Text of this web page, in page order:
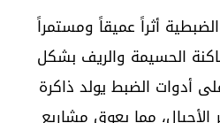
أثراً عميقاً ومستمراً
الحسيمة والريف بشكل
أدوات الضبط يولد ذاكرة
الأجيال، مما يعوق مشاريع